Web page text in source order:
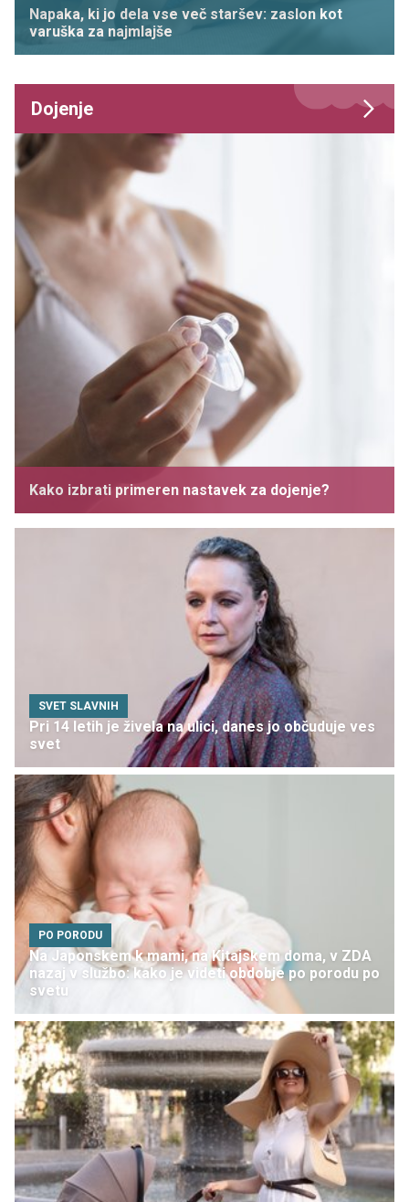
Napaka, ki jo dela vse več staršev: zaslon kot
varuška za najmlajše
Dojenje
Kako izbrati primeren nastavek za dojenje?
SVET SLAVNIH
Pri 14 letih je živela na ulici, danes jo občuduje ves
svet
PO PORODU
Na Japonskem k mami, na Kitajskem doma, v ZDA
nazaj v službo: kako je videti obdobje po porodu po
svetu